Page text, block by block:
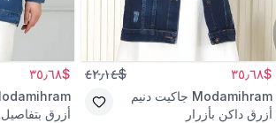
$٣٥٫٦٨ $٤٢٫١٤
Modamihram جاكيت دنيم
أزرق داكن بأزرار
$٣٥٫٦٨
أزرق بتفاصيل